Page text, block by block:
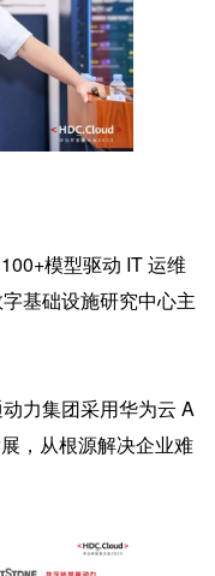
模型驱动 IT 运维
基础设施研究中心主
力集团采用华为云 A
，从根源解决企业难